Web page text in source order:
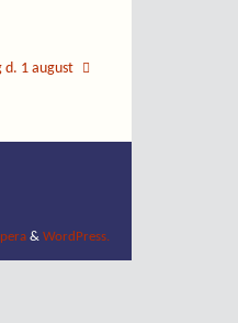
d. 1 august
& WordPress.